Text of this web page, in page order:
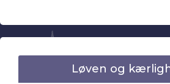
Løven og